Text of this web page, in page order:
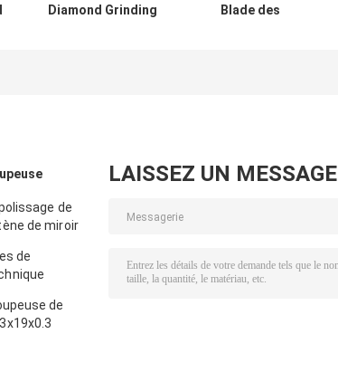
Diamond Grinding
Blade des
de
de miroir
de
de
LAISSEZ UN MESSAGE